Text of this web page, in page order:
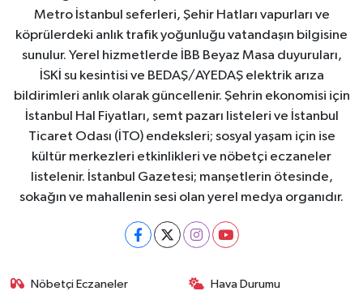
Metro İstanbul seferleri, Şehir Hatları vapurları ve
köprülerdeki anlık trafik yoğunluğu vatandaşın bilgisine
sunulur. Yerel hizmetlerde İBB Beyaz Masa duyuruları,
İSKİ su kesintisi ve BEDAŞ/AYEDAŞ elektrik arıza
bildirimleri anlık olarak güncellenir. Şehrin ekonomisi için
İstanbul Hal Fiyatları, semt pazarı listeleri ve İstanbul
Ticaret Odası (İTO) endeksleri; sosyal yaşam için ise
kültür merkezleri etkinlikleri ve nöbetçi eczaneler
listelenir. İstanbul Gazetesi; manşetlerin ötesinde,
sokağın ve mahallenin sesi olan yerel medya organıdır.
Nöbetçi Eczaneler Hava Durumu